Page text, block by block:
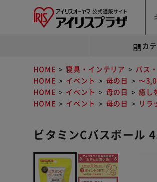
カ
HOME 寝具・インテリア バス
HOME
イベント 母の日 ～
HOME
イベント 母の日 癒し
HOME
イベント 母の日 リラ
ビタミンCバスボール